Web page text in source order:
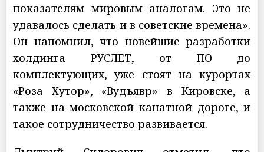
показателям мировым аналогам. Это не
удавалось сделать и в советские времена».
Он напомнил, что новейшие разработки
холдинга РУСЛЕТ, от ПО до
комплектующих, уже стоят на курортах
«Роза Хутор», «Вудъявр» в Кировске, а
также на московской канатной дороге, и
такое сотрудничество развивается.